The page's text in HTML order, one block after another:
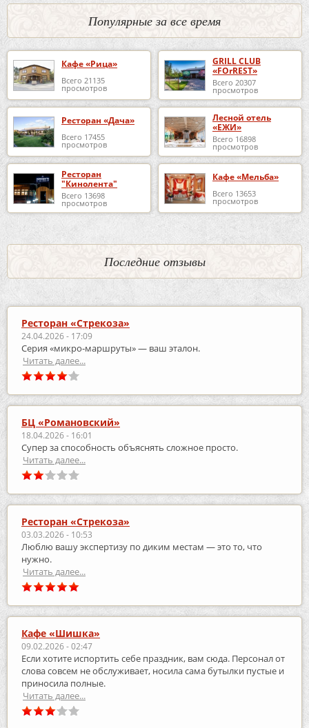
Популярные за все время
Кафе «Рица»
Всего 21135
просмотров
GRILL CLUB
«FOrREST»
Всего 20307
просмотров
Ресторан «Дача»
Всего 17455
просмотров
Лесной отель
«ЕЖИ»
Всего 16898
просмотров
Ресторан
"Кинолента"
Всего 13698
просмотров
Кафе «Мельба»
Всего 13653
просмотров
Последние отзывы
Ресторан «Стрекоза»
24.04.2026 - 17:09
Серия «микро‑маршруты» — ваш эталон.
Читать далее...
БЦ «Романовский»
18.04.2026 - 16:01
Супер за способность объяснять сложное просто.
Читать далее...
Ресторан «Стрекоза»
03.03.2026 - 10:53
Люблю вашу экспертизу по диким местам — это то, что
нужно.
Читать далее...
Кафе «Шишка»
09.02.2026 - 02:47
Если хотите испортить себе праздник, вам сюда. Персонал от
слова совсем не обслуживает, носила сама бутылки пустые и
приносила полные.
Читать далее...